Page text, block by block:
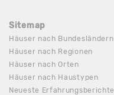
Sitemap
Häuser nach Bundesländern
Häuser nach Regionen
Häuser nach Orten
Häuser nach Haustypen
Neueste Erfahrungsberichte